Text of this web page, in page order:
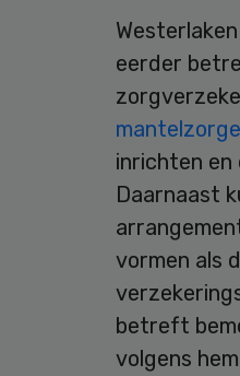
eerder
inrichten
Daarnaast
vormen als
betreft
volgens